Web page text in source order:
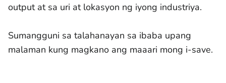
output at sa uri at lokasyon ng iyong industriya.
Sumangguni sa talahanayan sa ibaba upang
malaman kung magkano ang maaari mong i-save.